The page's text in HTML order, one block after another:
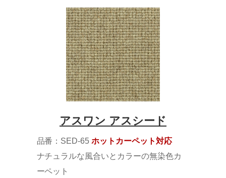
アスワン アスシード
品番：SED-65ホットカーペット対応
ナチュラルな風合いとカラーの無染色カ
ーペット